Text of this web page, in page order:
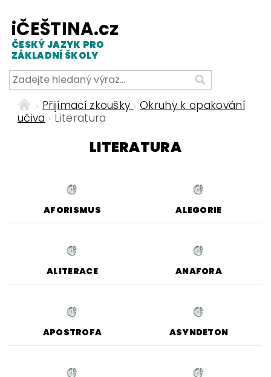
iČEŠTINA.cz
ČESKÝ JAZYK PRO
ZÁKLADNÍ ŠKOLY
Přijímací zkoušky
Okruhy k opakování
učiva
Literatura
LITERATURA
AFORISMUS ALEGORIE
ALITERACE ANAFORA
APOSTROFA ASYNDETON